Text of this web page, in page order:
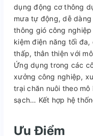
dụng động cơ thông
mưa tự động, dễ
thông gió công
kiệm điện năng tối
thấp, thân thiện với
Ứng dụng trong các
xưởng công nghiệp,
trại chăn nuôi theo
sạch… Kết hợp hệ
Ưu Điểm